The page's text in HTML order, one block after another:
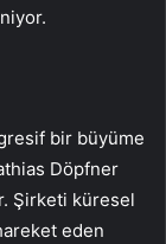
bir büyüme
Döpfner
Şirketi küresel
eden